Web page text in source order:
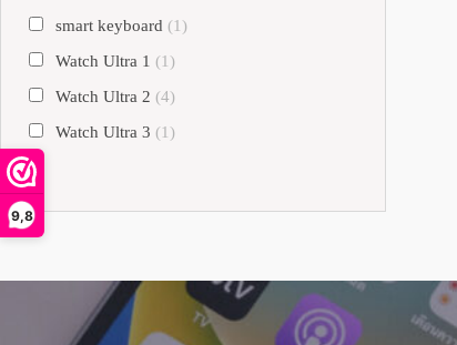
9,8
smart keyboard (1)
Watch Ultra 1 (1)
Watch Ultra 2 (4)
Watch Ultra 3 (1)